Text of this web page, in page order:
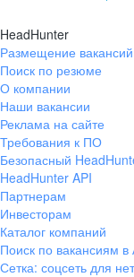
HeadHunter
Размещение вакансий
Поиск по резюме
О компании
Наши вакансии
Реклама на сайте
Требования к ПО
Безопасный
HeadHunter API
Партнерам
Инвесторам
Каталог компаний
Поиск по вакансиям в
Сетка: соцсеть для